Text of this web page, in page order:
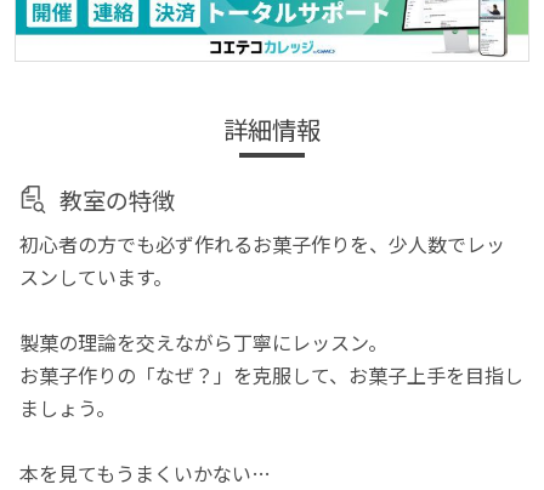
詳細情報
教室の特徴
初心者の方でも必ず作れるお菓子作りを、少人数でレッ
スンしています。
製菓の理論を交えながら丁寧にレッスン。
お菓子作りの「なぜ？」を克服して、お菓子上手を目指し
ましょう。
本を見てもうまくいかない…